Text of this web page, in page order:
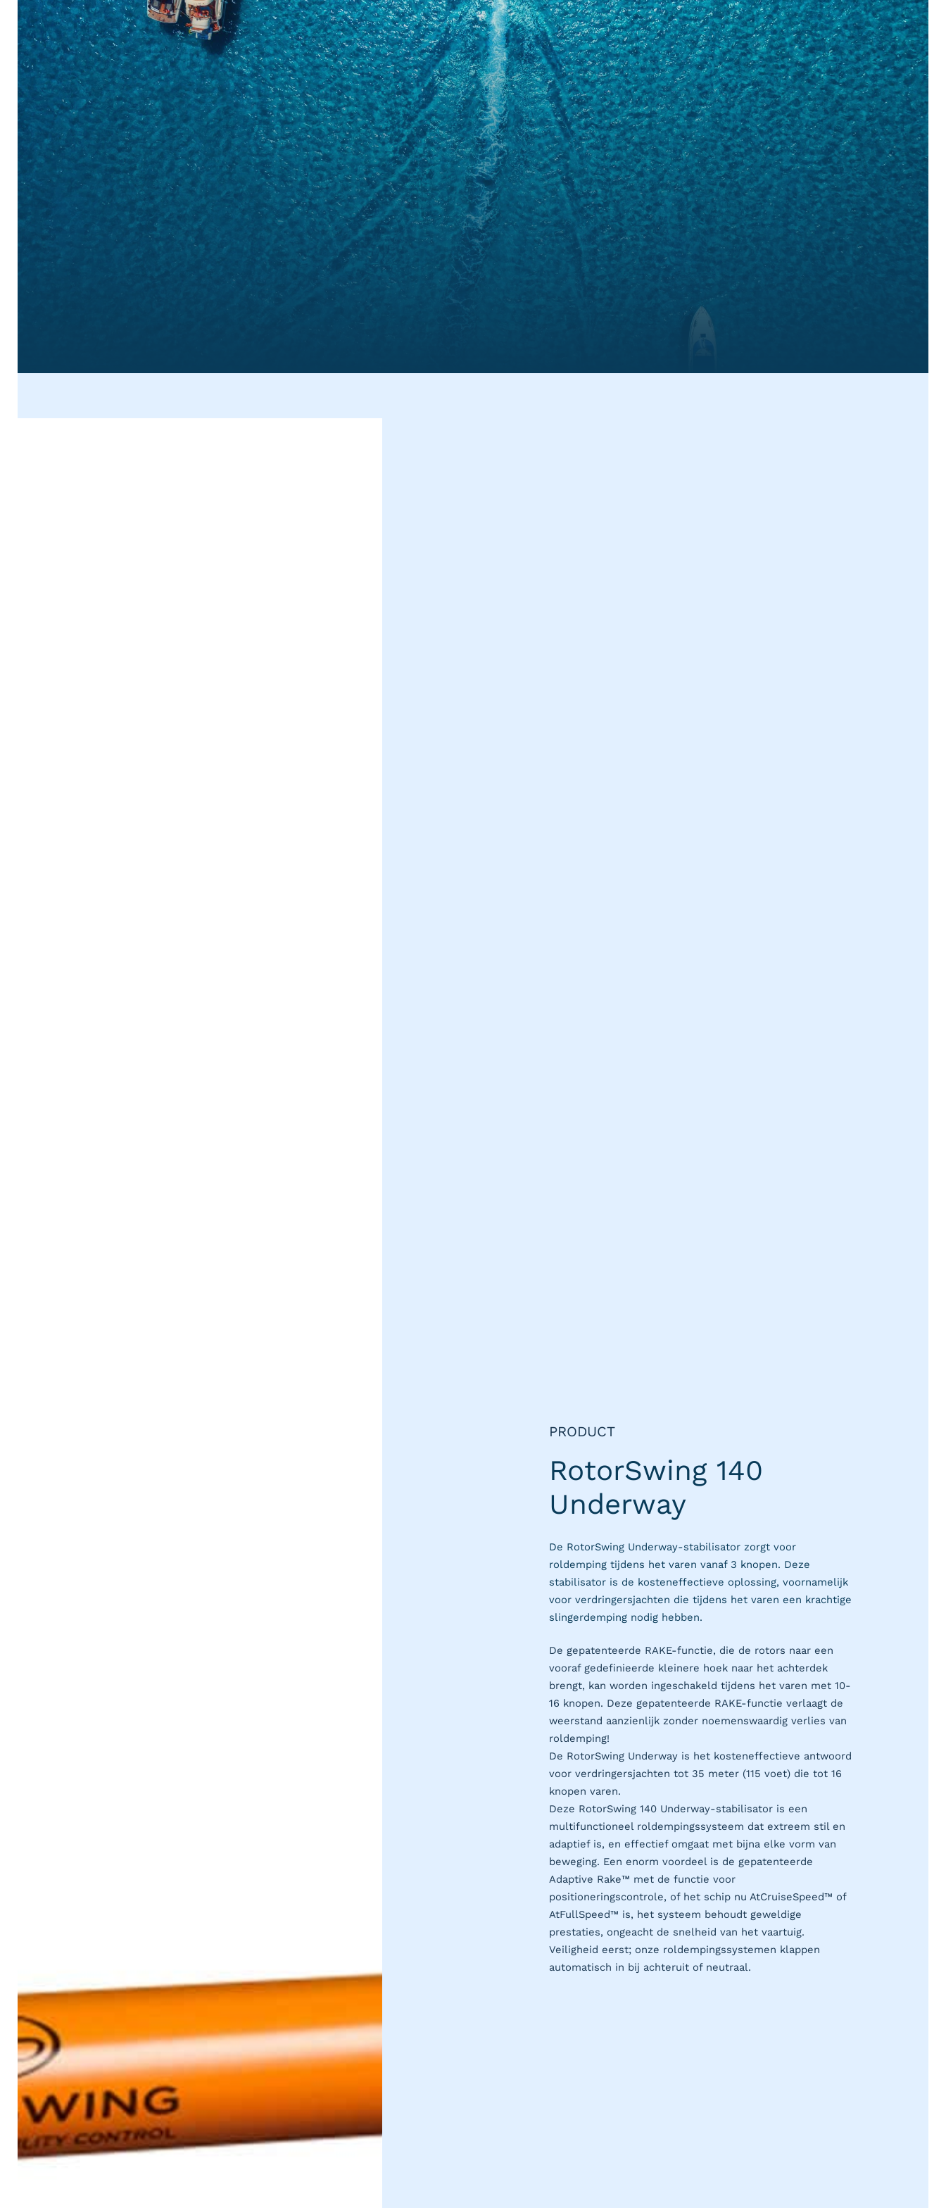
PRODUCT
RotorSwing 140
Underway
De RotorSwing Underway-stabilisator zorgt voor
roldemping tijdens het varen vanaf 3 knopen. Deze
stabilisator is de kosteneffectieve oplossing, voornamelijk
voor verdringersjachten die tijdens het varen een krachtige
slingerdemping nodig hebben.
De gepatenteerde RAKE-functie, die de rotors naar een
vooraf gedefinieerde kleinere hoek naar het achterdek
brengt, kan worden ingeschakeld tijdens het varen met 10-
16 knopen. Deze gepatenteerde RAKE-functie verlaagt de
weerstand aanzienlijk zonder noemenswaardig verlies van
roldemping!
De RotorSwing Underway is het kosteneffectieve antwoord
voor verdringersjachten tot 35 meter (115 voet) die tot 16
knopen varen.
Deze RotorSwing 140 Underway-stabilisator is een
multifunctioneel roldempingssysteem dat extreem stil en
adaptief is, en effectief omgaat met bijna elke vorm van
beweging. Een enorm voordeel is de gepatenteerde
Adaptive Rake™ met de functie voor
positioneringscontrole, of het schip nu AtCruiseSpeed™ of
AtFullSpeed™ is, het systeem behoudt geweldige
prestaties, ongeacht de snelheid van het vaartuig.
Veiligheid eerst; onze roldempingssystemen klappen
automatisch in bij achteruit of neutraal.